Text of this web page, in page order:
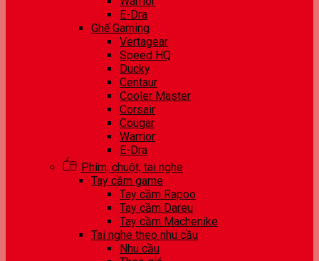
E-Dra
Ghế Gaming
Vertagear
Speed HQ
Ducky
Centaur
Cooler Master
Corsair
Cougar
Warrior
E-Dra
Phím, chuột, tai nghe
Tay cầm game
Tay cầm Rapoo
Tay cầm Dareu
Tay cầm Machenike
Tai nghe theo nhu cầu
Nhu cầu